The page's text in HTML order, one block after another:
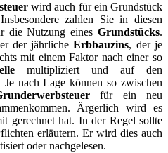
wird auch für ein Grundstück
zahlen Sie in diesen
die Nutzung einesGrundstücks.
der jährlicheErbbauzins, der je
mit einem Faktor nach einer so
multipliziert und auf den
Je nach Lage können so zwischen
für ein neu
Ärgerlich wird es
gerechnet hat. In der Regel sollte
erläutern. Er wird dies auch
oder nachgelesen.